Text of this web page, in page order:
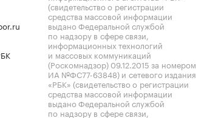
(свидетельство о регистрации
средства массовой информации
выдано Федеральной службой
по надзору в сфере связи,
информационных технологий
и массовых коммуникаций
(Роскомнадзор) 09.12.2015 за номером
ИА №ФС77-63848) и сетевого издания
«РБК» (свидетельство о регистрации
средства массовой информации
выдано Федеральной службой
по надзору в сфере связи,